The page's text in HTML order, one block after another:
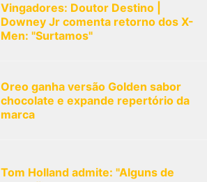
Vingadores: Doutor Destino |
Downey Jr comenta retorno dos X-
Men: "Surtamos"
Oreo ganha versão Golden sabor
chocolate e expande repertório da
marca
Tom Holland admite: "Alguns de